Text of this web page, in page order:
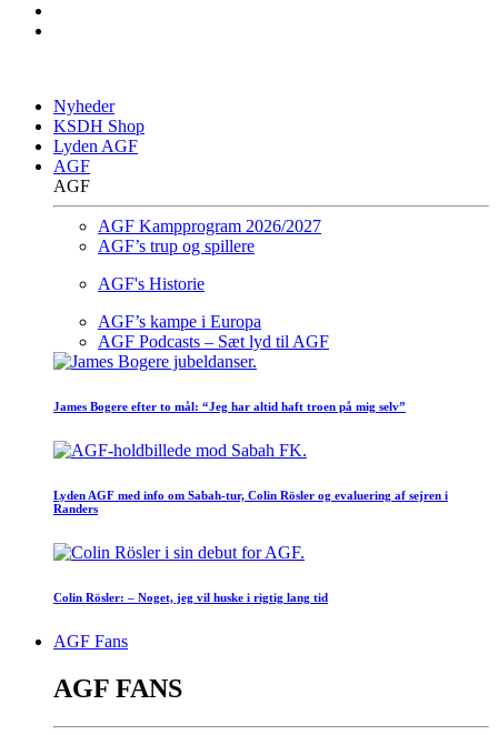
Nyheder
KSDH Shop
Lyden AGF
AGF
AGF
AGF Kampprogram 2026/2027
AGF’s trup og spillere
AGF's Historie
AGF’s kampe i Europa
AGF Podcasts – Sæt lyd til AGF
James Bogere efter to mål: “Jeg har altid haft troen på mig selv”
Lyden AGF med info om Sabah-tur, Colin Rösler og evaluering af sejren i
Randers
Colin Rösler: – Noget, jeg vil huske i rigtig lang tid
AGF Fans
AGF FANS